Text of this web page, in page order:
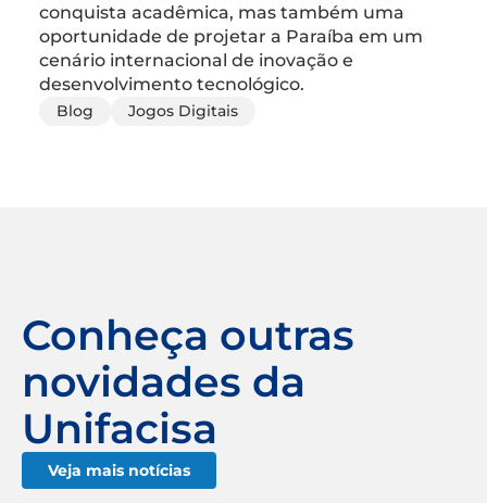
conquista acadêmica, mas também uma
oportunidade de projetar a Paraíba em um
cenário internacional de inovação e
desenvolvimento tecnológico.
Blog Jogos Digitais
Conheça outras
novidades da
Unifacisa
Veja mais notícias